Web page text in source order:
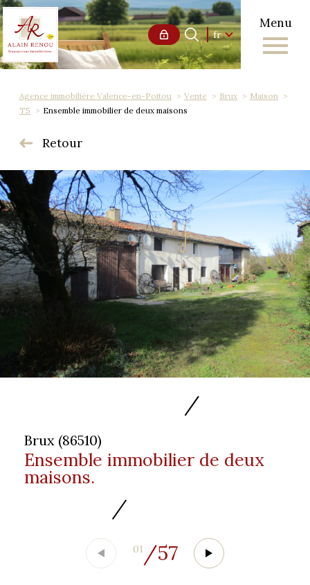
Menu
Langue
fr
Accueil 0 Langue
fr
Agence immobilière Valence-en-Poitou Vente Brux
Maison
T5
Ensemble immobilier de deux maisons
Retour
Brux (86510)
Ensemble immobilier de deux
maisons.
01 /57